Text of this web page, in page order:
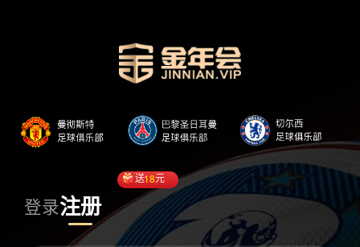
登录注册
送18元